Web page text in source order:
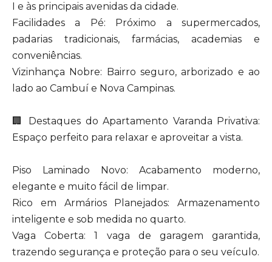
I e às principais avenidas da cidade.
Facilidades a Pé: Próximo a supermercados,
padarias tradicionais, farmácias, academias e
conveniências.
Vizinhança Nobre: Bairro seguro, arborizado e ao
lado ao Cambuí e Nova Campinas.
🏢 Destaques do Apartamento Varanda Privativa:
Espaço perfeito para relaxar e aproveitar a vista.
Piso Laminado Novo: Acabamento moderno,
elegante e muito fácil de limpar.
Rico em Armários Planejados: Armazenamento
inteligente e sob medida no quarto.
Vaga Coberta: 1 vaga de garagem garantida,
trazendo segurança e proteção para o seu veículo.